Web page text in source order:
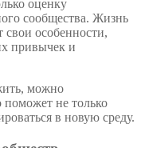
оценку
сообщества. Жизнь
свои особенности,
привычек и
можно
поможет не только
в новую среду.